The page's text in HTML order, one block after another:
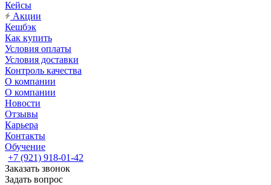
Кейсы
Акции
Кешбэк
Как купить
Условия оплаты
Условия доставки
Контроль качества
О компании
О компании
Новости
Отзывы
Карьера
Контакты
Обучение
+7 (921) 918-01-42
Заказать звонок
Задать вопрос